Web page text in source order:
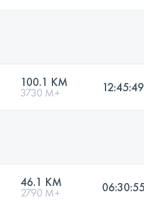
100.1 KM
3730 M+ 12:45:49
46.1 KM
2790 M+ 06:30:55